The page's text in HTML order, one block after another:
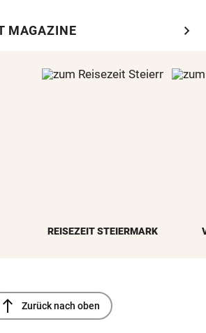
MAGAZINE chevron_right
REISEZEIT STEIERMARK
north Zurück nach oben